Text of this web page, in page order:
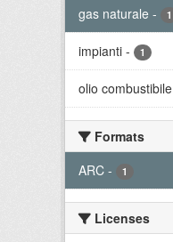
gas naturale - 1
impianti - 1
olio combustibile
Formats
ARC - 1
Licenses